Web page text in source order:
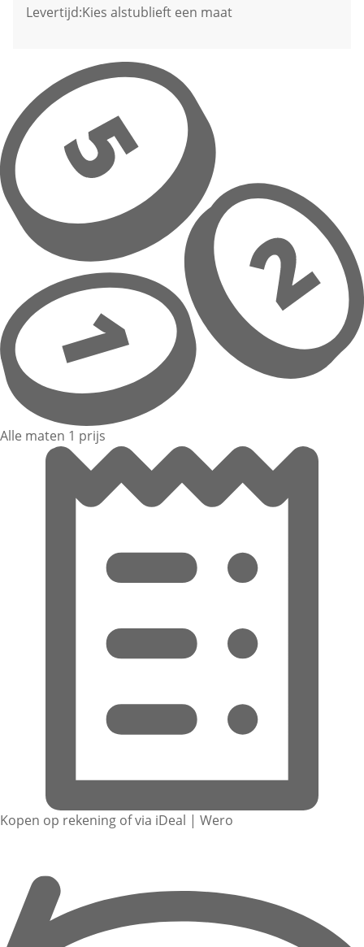
Levertijd:Kies alstublieft een maat
Alle maten 1 prijs
Kopen op rekening of via iDeal | Wero